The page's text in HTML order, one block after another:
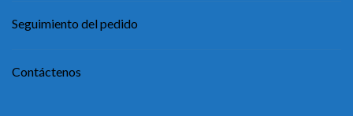
Seguimiento del pedido
Contáctenos